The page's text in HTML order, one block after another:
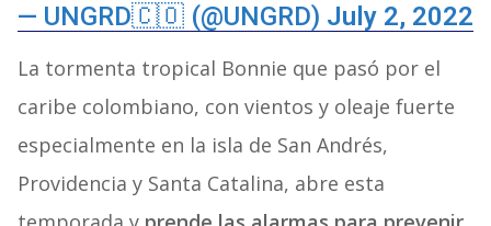
— UNGRD🇨🇴 (@UNGRD) July 2, 2022
La tormenta tropical Bonnie que pasó por el
caribe colombiano, con vientos y oleaje fuerte
especialmente en la isla de San Andrés,
Providencia y Santa Catalina, abre esta